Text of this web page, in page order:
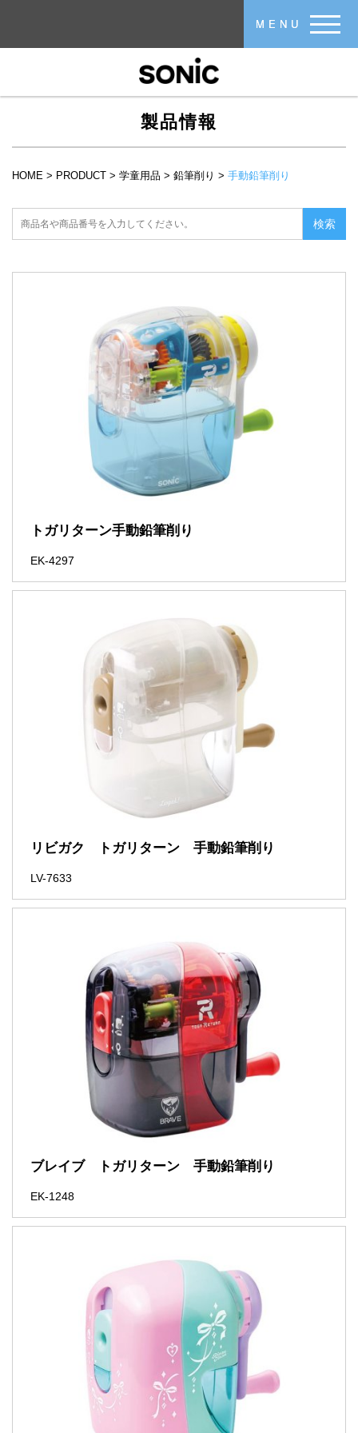
MENU
製品情報
HOME > PRODUCT > 学童用品 > 鉛筆削り > 手動鉛筆削り
トガリターン手動鉛筆削り
EK-4297
リビガク トガリターン 手動鉛筆削り
LV-7633
ブレイブ トガリターン 手動鉛筆削り
EK-1248